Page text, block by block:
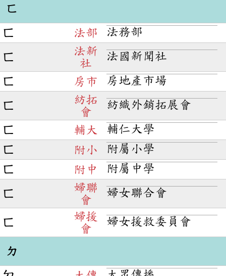
ㄈ
ㄈ 法部 法務部
ㄈ
法新
社
法國新聞社
ㄈ 房市 房地產市場
ㄈ
紡拓
會
紡織外銷拓展會
ㄈ 輔大
輔仁大學
ㄈ
附小
附屬小學
ㄈ
附中 附屬中學
ㄈ
婦聯
會
婦女聯合會
ㄈ
婦援
會
婦女援救委員會
ㄉ